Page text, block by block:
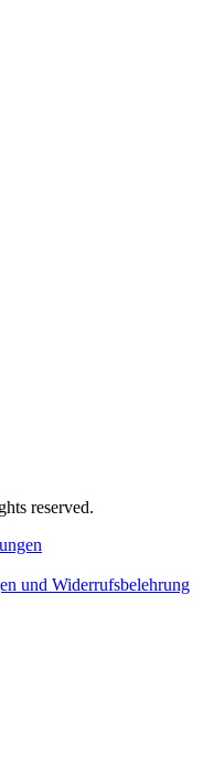
reserved.
und Widerrufsbelehrung